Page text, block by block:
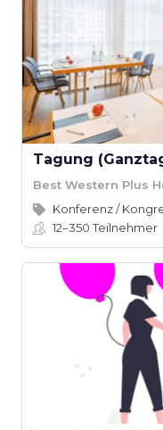
Best Western Plus
Konferenz /
12–350Teilnehmer